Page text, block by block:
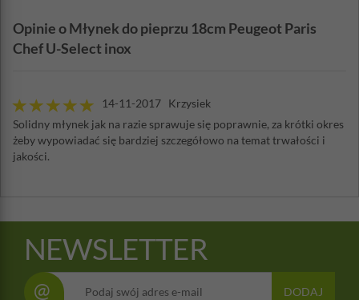
Opinie o Młynek do pieprzu 18cm Peugeot Paris
Chef U-Select inox
14-11-2017 Krzysiek
Solidny młynek jak na razie sprawuje się poprawnie, za krótki okres
żeby wypowiadać się bardziej szczegółowo na temat trwałości i
jakości.
NEWSLETTER
@ DODAJ